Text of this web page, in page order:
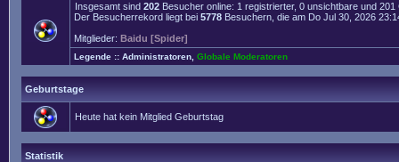
Insgesamt sind 202 Besucher online: 1 registrierter, 0 unsichtbare und
Der Besucherrekord liegt bei 5778 Besuchern, die am Do Jul 30, 2026
Mitglieder: Baidu [Spider]
Legende :: Administratoren Globale Moderatoren
Geburtstage
Heute hat kein Mitglied Geburtstag
Statistik